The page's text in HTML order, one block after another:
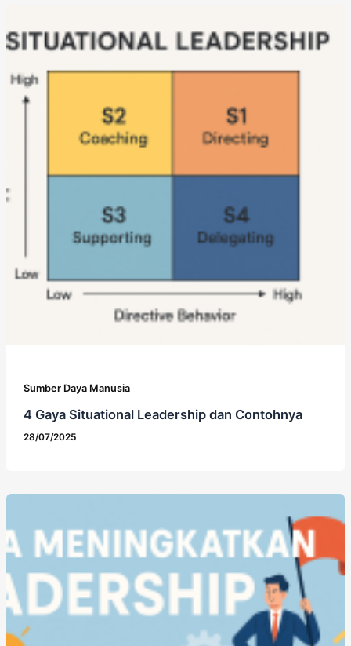
Sumber Daya Manusia
4 Gaya Situational Leadership dan Contohnya
28/07/2025